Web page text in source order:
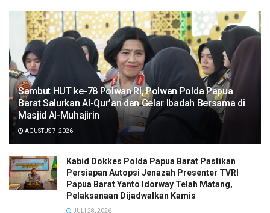
Sambut HUT ke-78 Polwan RI, Polwan Polda Papua
Barat Salurkan Al-Qur’an dan Gelar Ibadah Bersama di
Masjid Al-Muhajirin
AGUSTUS 7, 2026
Kabid Dokkes Polda Papua Barat Pastikan
Persiapan Autopsi Jenazah Presenter TVRI
Papua Barat Yanto Idorway Telah Matang,
Pelaksanaan Dijadwalkan Kamis
JULI 28, 2026